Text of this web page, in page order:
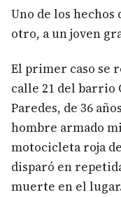
Uno de los
otro, a un joven
El primer caso se
calle 21 del barrio
Paredes, de 36
hombre armado
motocicleta roja
disparó en
muerte en el